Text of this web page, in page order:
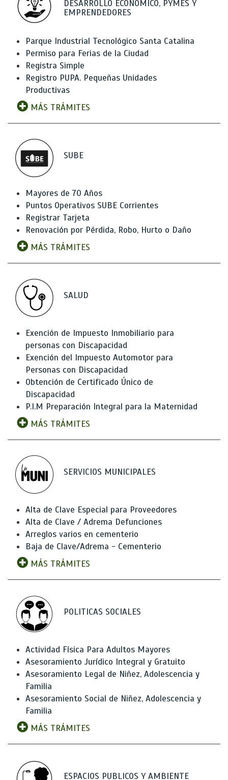
DESARROLLO ECONOMICO, PYMES Y
EMPRENDEDORES
Parque Industrial Tecnológico Santa Catalina
Permiso para Ferias de la Ciudad
Registra Simple
Registro PUPA. Pequeñas Unidades
Productivas
MÁS TRÁMITES
SUBE
Mayores de 70 Años
Puntos Operativos SUBE Corrientes
Registrar Tarjeta
Renovación por Pérdida, Robo, Hurto o Daño
MÁS TRÁMITES
SALUD
Exención de Impuesto Inmobiliario para
personas con Discapacidad
Exención del Impuesto Automotor para
Personas con Discapacidad
Obtención de Certificado Único de
Discapacidad
P.I.M Preparación Integral para la Maternidad
MÁS TRÁMITES
SERVICIOS MUNICIPALES
Alta de Clave Especial para Proveedores
Alta de Clave / Adrema Defunciones
Arreglos varios en cementerio
Baja de Clave/Adrema - Cementerio
MÁS TRÁMITES
POLITICAS SOCIALES
Actividad Física Para Adultos Mayores
Asesoramiento Jurídico Integral y Gratuito
Asesoramiento Legal de Niñez, Adolescencia y
Familia
Asesoramiento Social de Niñez, Adolescencia y
Familia
MÁS TRÁMITES
ESPACIOS PUBLICOS Y AMBIENTE